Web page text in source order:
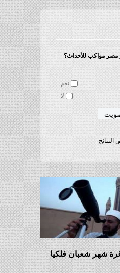
مصر مواكب للأحداث؟
نعم
لا